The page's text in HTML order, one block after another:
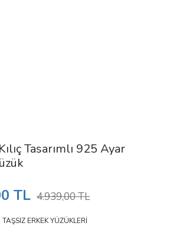
Tasarımlı 925 Ayar
TL 4.939,00 TL
TAŞSIZ ERKEK YÜZÜKLERİ